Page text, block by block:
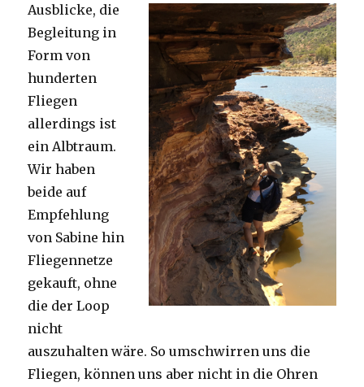
Ausblicke, die
Begleitung in
Form von
hunderten
Fliegen
allerdings ist
ein Albtraum.
Wir haben
beide auf
Empfehlung
von Sabine hin
Fliegennetze
gekauft, ohne
die der Loop
nicht
auszuhalten wäre. So umschwirren uns die
Fliegen, können uns aber nicht in die Ohren